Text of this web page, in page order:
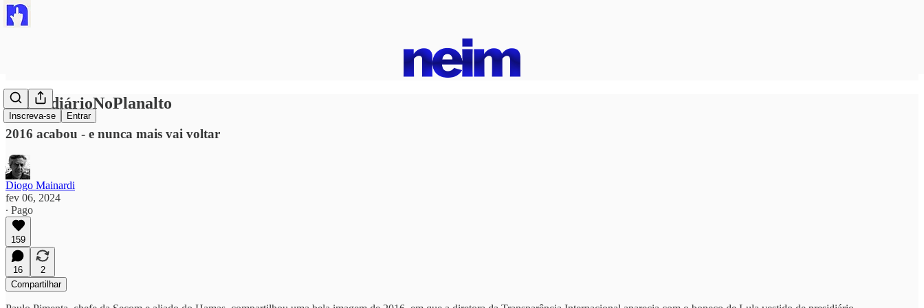
Inscreva-se Entrar
#PresidiárioNoPlanalto
2016 acabou - e nunca mais vai voltar
Diogo Mainardi
fev 06, 2024
∙ Pago
159
16
2
Compartilhar